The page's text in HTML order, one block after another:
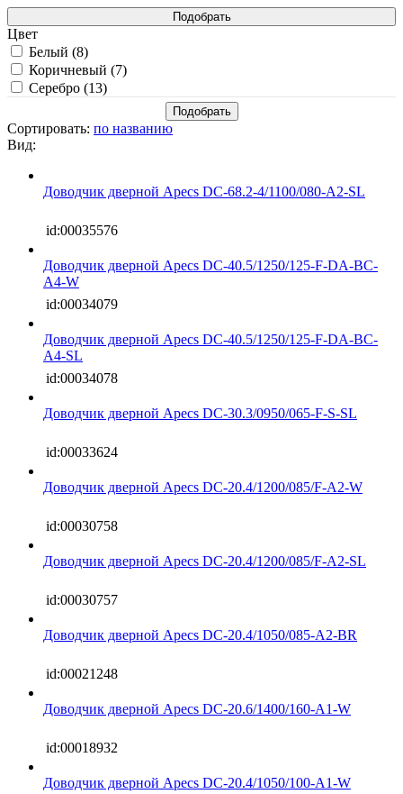
Цвет
Белый (8)
Коричневый (7)
Серебро (13)
Сортировать: по названию
Вид:
Доводчик дверной Apecs DC-68.2-4/1100/080-A2-SL
id:00035576
Доводчик дверной Apecs DC-40.5/1250/125-F-DA-BC-
A4-W
id:00034079
Доводчик дверной Apecs DC-40.5/1250/125-F-DA-BC-
A4-SL
id:00034078
Доводчик дверной Apecs DC-30.3/0950/065-F-S-SL
id:00033624
Доводчик дверной Apecs DC-20.4/1200/085/F-A2-W
id:00030758
Доводчик дверной Apecs DC-20.4/1200/085/F-A2-SL
id:00030757
Доводчик дверной Apecs DC-20.4/1050/085-A2-BR
id:00021248
Доводчик дверной Apecs DC-20.6/1400/160-A1-W
id:00018932
Доводчик дверной Apecs DC-20.4/1050/100-A1-W